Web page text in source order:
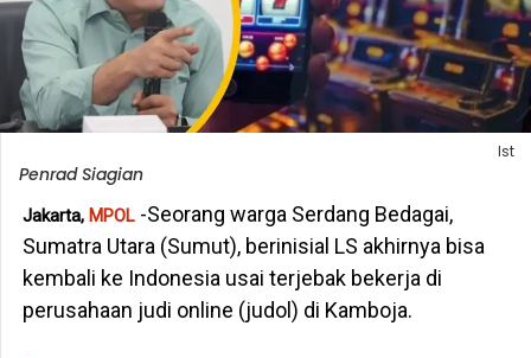
Ist
Penrad Siagian
Jakarta, MPOL-Seorang warga Serdang Bedagai,
Sumatra Utara (Sumut), berinisial LS akhirnya bisa
kembali ke Indonesia usai terjebak bekerja di
perusahaan judi online (judol) di Kamboja.